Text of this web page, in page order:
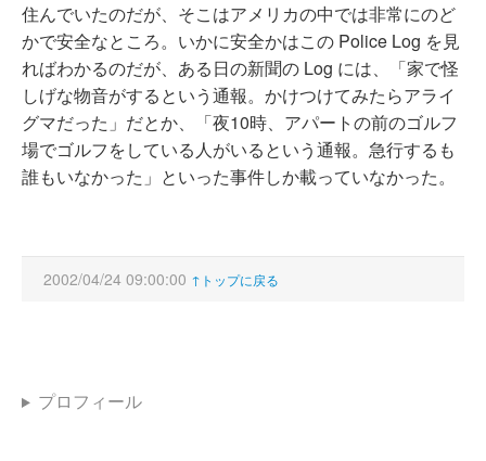
住んでいたのだが、そこはアメリカの中では非常にのど
かで安全なところ。いかに安全かはこの Police Log を見
ればわかるのだが、ある日の新聞の Log には、「家で怪
しげな物音がするという通報。かけつけてみたらアライ
グマだった」だとか、「夜10時、アパートの前のゴルフ
場でゴルフをしている人がいるという通報。急行するも
誰もいなかった」といった事件しか載っていなかった。
2002/04/24 09:00:00 ↑トップに戻る
プロフィール